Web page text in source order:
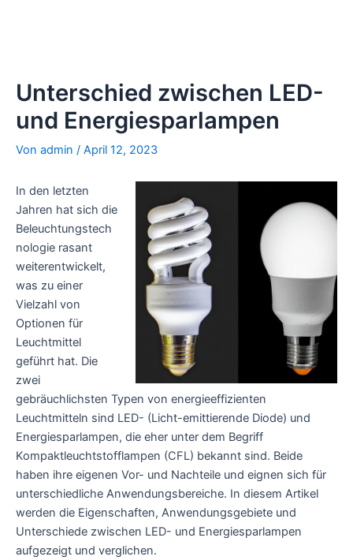
Unterschied zwischen LED-
und Energiesparlampen
Von admin / April 12, 2023
In den letzten
Jahren hat sich die
Beleuchtungstech
nologie rasant
weiterentwickelt,
was zu einer
Vielzahl von
Optionen für
Leuchtmittel
geführt hat. Die
zwei
gebräuchlichsten Typen von energieeffizienten
Leuchtmitteln sind LED- (Licht-emittierende Diode) und
Energiesparlampen, die eher unter dem Begriff
Kompaktleuchtstofflampen (CFL) bekannt sind. Beide
haben ihre eigenen Vor- und Nachteile und eignen sich für
unterschiedliche Anwendungsbereiche. In diesem Artikel
werden die Eigenschaften, Anwendungsgebiete und
Unterschiede zwischen LED- und Energiesparlampen
aufgezeigt und verglichen.